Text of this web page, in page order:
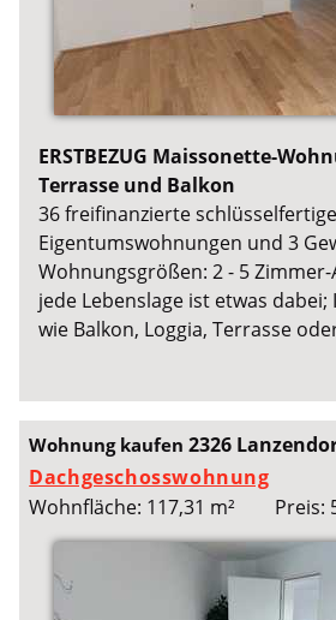
ERSTBEZUG Maissonette-
Terrasse und Balkon
36 freifinanzierte schlüsselfertige
Eigentumswohnungen und 3
Wohnungsgrößen: 2 - 5
jede Lebenslage ist etwas
wie Balkon, Loggia, Terrasse
Wohnung kaufen2326
Dachgeschosswohnung
Wohnfläche: 117,31 m²
Preis: